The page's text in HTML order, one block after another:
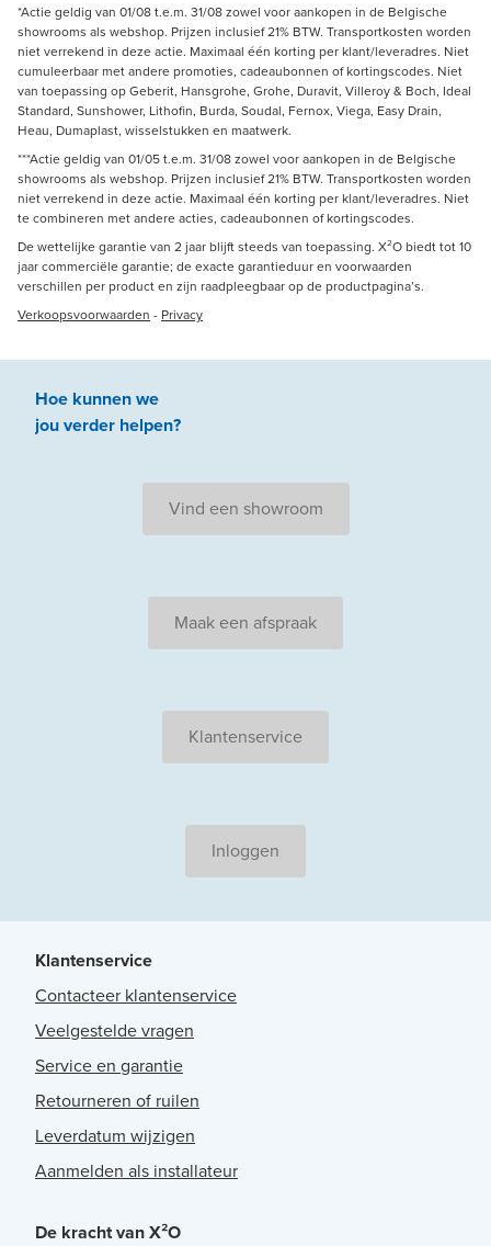
*Actie geldig van 01/08 t.e.m. 31/08 zowel voor aankopen in de Belgische
showrooms als webshop. Prijzen inclusief 21% BTW. Transportkosten worden
niet verrekend in deze actie. Maximaal één korting per klant/leveradres. Niet
cumuleerbaar met andere promoties, cadeaubonnen of kortingscodes. Niet
van toepassing op Geberit, Hansgrohe, Grohe, Duravit, Villeroy & Boch, Ideal
Standard, Sunshower, Lithofin, Burda, Soudal, Fernox, Viega, Easy Drain,
Heau, Dumaplast, wisselstukken en maatwerk.
***Actie geldig van 01/05 t.e.m. 31/08 zowel voor aankopen in de Belgische
showrooms als webshop. Prijzen inclusief 21% BTW. Transportkosten worden
niet verrekend in deze actie. Maximaal één korting per klant/leveradres. Niet
te combineren met andere acties, cadeaubonnen of kortingscodes.
De wettelijke garantie van 2 jaar blijft steeds van toepassing. X²O biedt tot 10
jaar commerciële garantie; de exacte garantieduur en voorwaarden
verschillen per product en zijn raadpleegbaar op de productpagina’s.
Verkoopsvoorwaarden - Privacy
Hoe kunnen we
jouverder helpen?
Vind een showroom
Maak een afspraak
Klantenservice
Inloggen
Klantenservice
Contacteer klantenservice
Veelgestelde vragen
Service en garantie
Retourneren of ruilen
Leverdatum wijzigen
Aanmelden als installateur
De kracht van X²O